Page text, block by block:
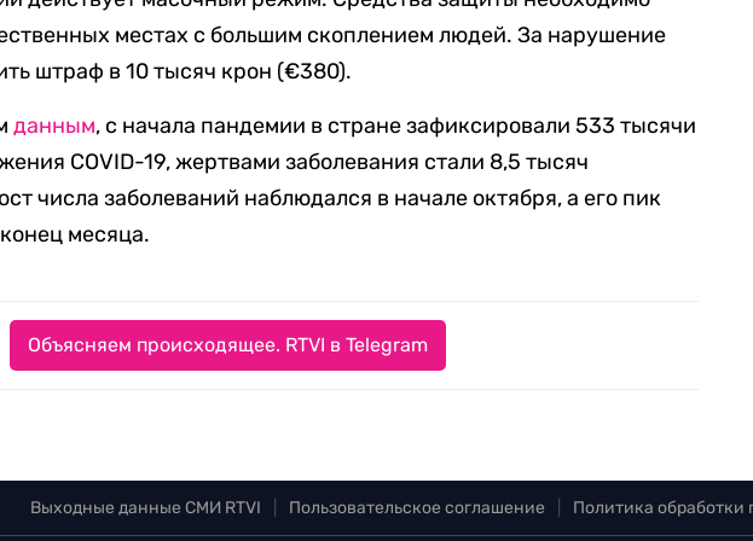
местах с большим скоплением людей. За нарушение
штраф в 10 тысяч крон (€380).
данным, с начала пандемии в стране зафиксировали 533 тысячи
COVID-19, жертвами заболевания стали 8,5 тысяч
числа заболеваний наблюдался в начале октября, а его пик
месяца.
Объясняем происходящее. RTVI в Telegram
Выходные данные СМИ RTVI Пользовательское соглашение Политика